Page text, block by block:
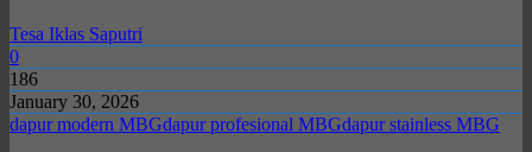
Tesa Iklas Saputri
0
186
January 30, 2026
dapur modern MBGdapur profesional MBGdapur stainless MBG